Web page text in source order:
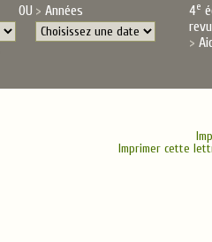
OU Années 4e